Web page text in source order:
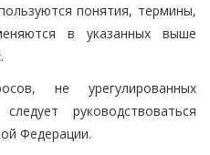
понятия, термины,
в указанных выше
не урегулированных
руководствоваться
Федерации.